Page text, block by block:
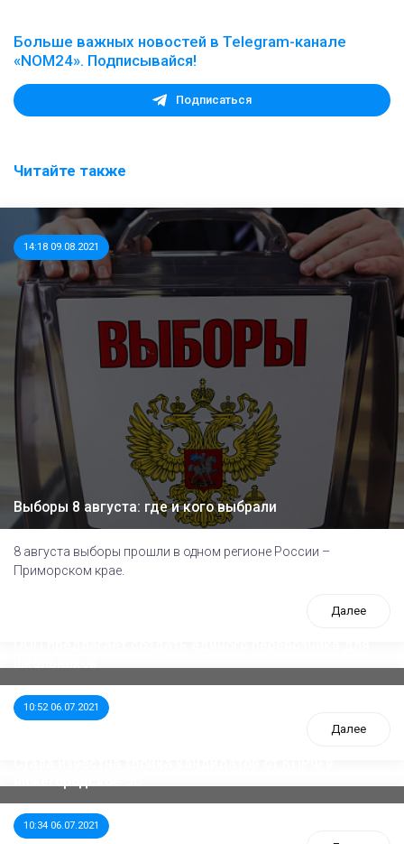
Больше важных новостей в Telegram-канале
«NOM24». Подписывайся!
Подписаться
Читайте также
14:18 09.08.2021
Выборы 8 августа: где и кого выбрали
8 августа выборы прошли в одном регионе России –
Приморском крае.
Далее
10:52 06.07.2021
Далее
10:34 06.07.2021